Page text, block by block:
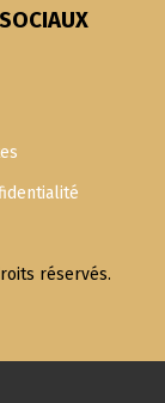
réservés.